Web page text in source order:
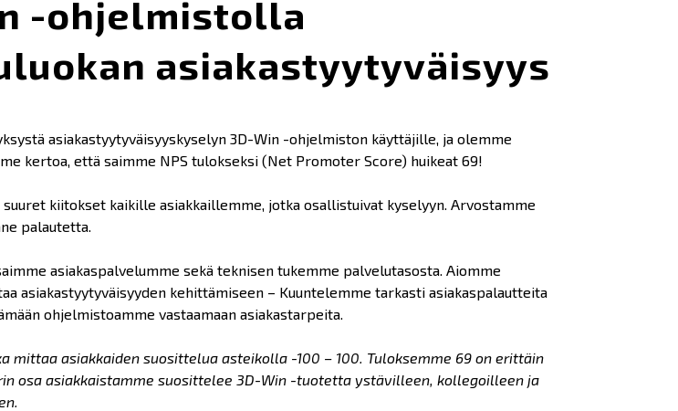
-ohjelmistolla
asiakastyytyväisyys
asiakastyytyväisyyskyselyn 3D-Win -ohjelmiston käyttäjille, ja olemme
kertoa, että saimme NPS tulokseksi (Net Promoter Score) huikeat 69!
suuret kiitokset kaikille asiakkaillemme, jotka osallistuivat kyselyyn. Arvostamme
palautetta.
asiakaspalvelumme sekä teknisen tukemme palvelutasosta. Aiomme
asiakastyytyväisyyden kehittämiseen – Kuuntelemme tarkasti asiakaspalautteita
ohjelmistoamme vastaamaan asiakastarpeita.
mittaa asiakkaiden suosittelua asteikolla -100 – 100. Tuloksemme 69 on erittäin
osa asiakkaistamme suosittelee 3D-Win -tuotetta ystävilleen, kollegoilleen ja